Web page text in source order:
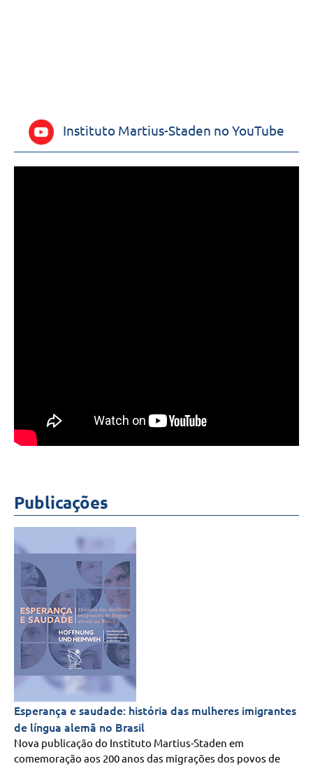
Instituto Martius-Staden no YouTube
Publicações
Esperança e saudade: história das mulheres imigrantes
de língua alemã no Brasil
Nova publicação do Instituto Martius-Staden em
comemoração aos 200 anos das migrações dos povos de